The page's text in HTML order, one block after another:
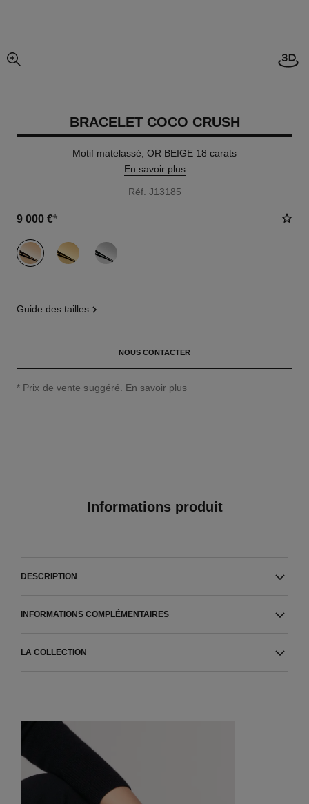
agrandissement
BRACELET COCO CRUSH
Motif matelassé, OR BEIGE 18 carats
En savoir plus
Réf. J13185
9 000 €*
variante (3)
guide des tailles
NOUS CONTACTER
↩
* Prix de vente suggéré. En savoir plus
Informations produit
DESCRIPTION
INFORMATIONS COMPLÉMENTAIRES
LA COLLECTION